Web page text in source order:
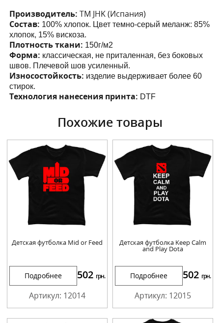
Производитель:ТМ JHK (Испания)
Состав: 100% хлопок. Цвет темно-серый меланж: 85%
хлопок, 15% вискоза.
Плотность ткани: 150г/м2
Форма: классическая, не приталенная, без боковых
швов. Плечевой шов усиленный.
Износостойкость: изделие выдерживает более 60
стирок.
Технология нанесения принта: DTF
Похожие товары
Детская футболка Mid or Feed
Подробнее 502 грн.
Артикул: 12014
Детская футболка Keep Calm
and Play Dota
Подробнее 502 грн.
Артикул: 12015